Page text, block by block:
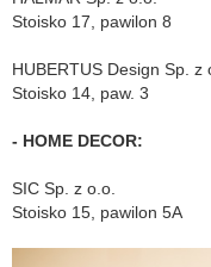
Stoisko 17, pawilon 8
HUBERTUS Design Sp. z
Stoisko 14, paw. 3
- HOME DECOR:
SIC Sp. z o.o.
Stoisko 15, pawilon 5A